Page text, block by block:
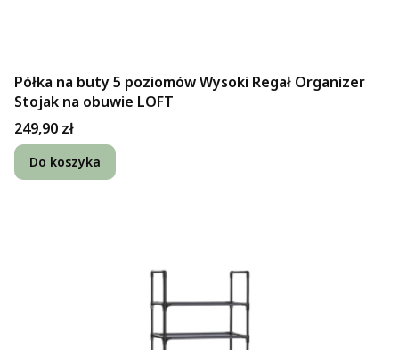
Półka na buty 5 poziomów Wysoki Regał Organizer
Stojak na obuwie LOFT
Cena
249,90 zł
Do koszyka